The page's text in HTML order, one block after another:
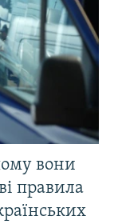
вони
правила